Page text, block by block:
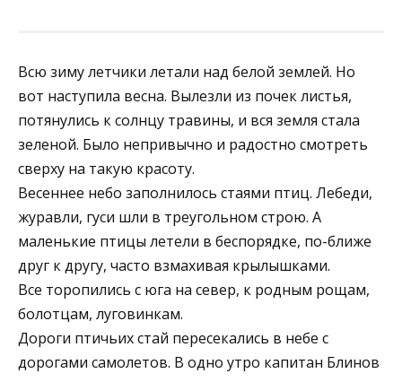
Всю зиму летчики летали над белой землей. Но
вот наступила весна. Вылезли из почек листья,
потянулись к солнцу травины, и вся земля стала
зеленой. Было непривычно и радостно смотреть
сверху на такую красоту.
Весеннее небо заполнилось стаями птиц. Лебеди,
журавли, гуси шли в треугольном строю. А
маленькие птицы летели в беспорядке, по-ближе
друг к другу, часто взмахивая крылышками.
Все торопились с юга на север, к родным рощам,
болотцам, луговинкам.
Дороги птичьих стай пересекались в небе с
дорогами самолетов. В одно утро капитан Блинов